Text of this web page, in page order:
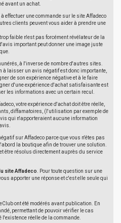
avant un achat.
effectuer une commande sur le site Affadeco
clients peuvent vous aider à prendre une
faible n'est pas forcément révélateur de la
important peut donner une image juste
à l'inverse de nombre d'autres sites.
à laisser un avis négatif est donc importante,
de son expérience négative et à le faire
d'une expérience d'achat satisfaisante est
les informations avec un certain recul.
votre expérience d'achat doit être réelle,
diffamatoires, (l'utilisation par exemple de
qui n'apporteraient aucune information
sur Affadeco parce que vous n'êtes pas
la boutique afin de trouver une solution.
être résolus directement auprès du service
site Affadeco . Pour toute question sur une
apporter une réponse et c'est elle seule qui
ont été modérés avant publication. En
permettant de pouvoir vérifier le cas
réelle de la commande.